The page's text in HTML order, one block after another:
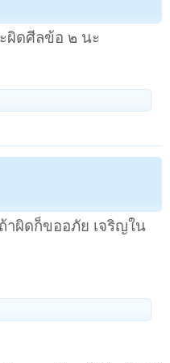
ผิดศีลข้อ ๒ นะ
าผิดก็ขออภัย เจริญใน